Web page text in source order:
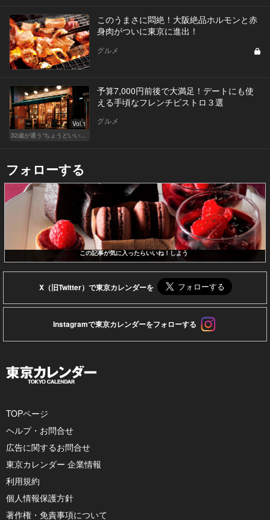
このうまさに悶絶！大阪絶品ホルモンと赤
身肉がついに東京に進出！
グルメ
Vol.1
予算7,000円前後で大満足！デートにも使
える手頃なフレンチビストロ３選
グルメ
フォローする
この記事が気に入ったらいいね！しよう
X（旧Twitter）で東京カレンダーを
Instagramで東京カレンダーをフォローする
TOPページ
ヘルプ・お問合せ
広告に関するお問合せ
東京カレンダー 企業情報
利用規約
個人情報保護方針
著作権・免責事項について